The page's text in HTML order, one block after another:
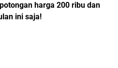
harga 200 ribu dan
ini saja!